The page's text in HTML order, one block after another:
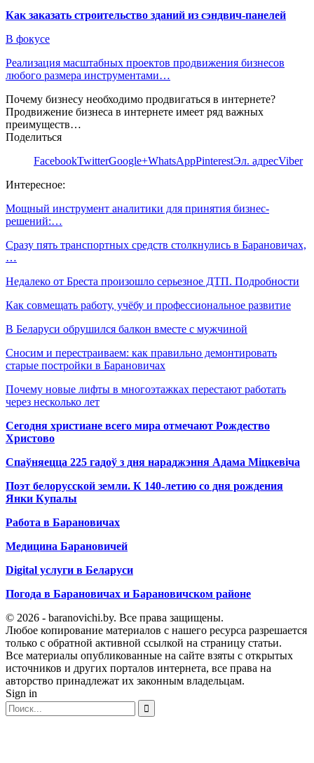
Как заказать строительство зданий из сэндвич-панелей
В фокусе
Реализация масштабных проектов продвижения бизнесов
любого размера инструментами…
Почему бизнесу необходимо продвигаться в интернете?
Продвижение бизнеса в интернете имеет ряд важных
преимуществ…
Поделиться
FacebookTwitterGoogle+WhatsAppPinterestЭл. адресViber
Интересное:
Мощный инструмент аналитики для принятия бизнес-
решений:…
Сразу пять транспортных средств столкнулись в Барановичах,
…
Недалеко от Бреста произошло серьезное ДТП. Подробности
Как совмещать работу, учёбу и профессиональное развитие
В Беларуси обрушился балкон вместе с мужчиной
Сносим и перестраиваем: как правильно демонтировать
старые постройки в Барановичах
Почему новые лифты в многоэтажках перестают работать
через несколько лет
Сегодня христиане всего мира отмечают Рождество
Христово
Спаўняецца 225 гадоў з дня нараджэння Адама Міцкевіча
Поэт белорусской земли. К 140-летию со дня рождения
Янки Купалы
Работа в Барановичах
Медицина Барановичей
Digital услуги в Беларуси
Погода в Барановичах и Барановичском районе
© 2026 - baranovichi.by. Все права защищены.
Любое копирование материалов с нашего ресурса разрешается
только с обратной активной ссылкой на страницу статьи.
Все материалы опубликованные на сайте взяты с открытых
источников и других порталов интернета, все права на
авторство принадлежат их законным владельцам.
Sign in